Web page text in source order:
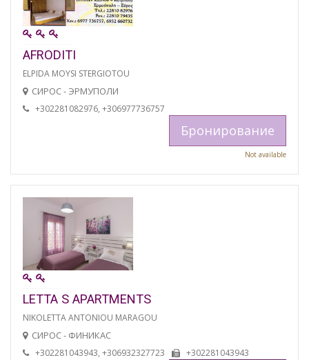
AFRODITI
ELPIDA MOYSI STERGIOTOU
СИРОС - ЭРМУПОЛИ
+302281082976, +306977736757
Бронирование
Not available
LETTA S APARTMENTS
NIKOLETTA ANTONIOU MARAGOU
СИРОС - ФИНИКАС
+302281043943, +306932327723 +302281043943